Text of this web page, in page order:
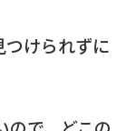
つけられずに